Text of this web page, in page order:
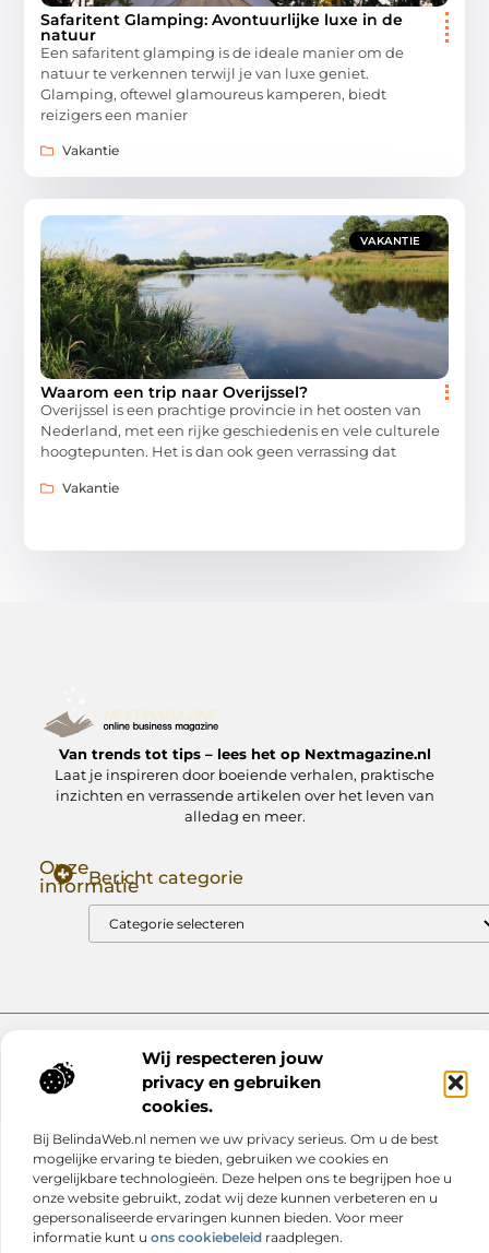
Wij respecteren jouw
privacy en gebruiken
cookies.
Bij BelindaWeb.nl nemen we uw privacy serieus. Om u de best
mogelijke ervaring te bieden, gebruiken we cookies en
vergelijkbare technologieën. Deze helpen ons te begrijpen hoe u
onze website gebruikt, zodat wij deze kunnen verbeteren en u
gepersonaliseerde ervaringen kunnen bieden. Voor meer
informatie kunt u ons cookiebeleid raadplegen.
Safaritent Glamping: Avontuurlijke luxe in de
natuur
Een safaritent glamping is de ideale manier om de
natuur te verkennen terwijl je van luxe geniet.
Glamping, oftewel glamoureus kamperen, biedt
reizigers een manier
Vakantie
VAKANTIE
Waarom een trip naar Overijssel?
Overijssel is een prachtige provincie in het oosten van
Nederland, met een rijke geschiedenis en vele culturele
hoogtepunten. Het is dan ook geen verrassing dat
Vakantie
Van trends tot tips – lees het op Nextmagazine.nl
Laat je inspireren door boeiende verhalen, praktische
inzichten en verrassende artikelen over het leven van
alledag en meer.
Onze
informatieBericht categorie
Website index
Cookiebeleid (EU)
@2025 www.nextmagazine.nl. All Right Reserved.